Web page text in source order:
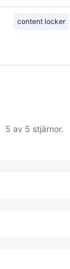
content locker
5 av 5 stjärnor.